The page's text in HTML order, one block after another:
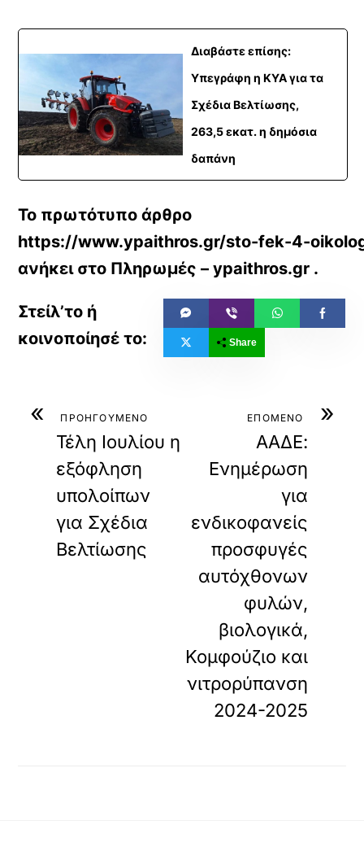
Διαβάστε επίσης:
Υπεγράφη η ΚΥΑ για τα
Σχέδια Βελτίωσης,
263,5 εκατ. η δημόσια
δαπάνη
Το πρωτότυπο άρθρο
https://www.ypaithros.gr/sto-fek-4-
ανήκει στο Πληρωμές – ypaithros.gr .
Share
« ΠΡΟΗΓΟΥΜΕΝΟ
Τέλη Ιουλίου η
εξόφληση
υπολοίπων
για Σχέδια
Βελτίωσης
»
ΕΠΟΜΕΝΟ
ΑΑΔΕ:
Ενημέρωση
για
ενδικοφανείς
προσφυγές
αυτόχθονων
φυλών,
βιολογικά,
Κομφούζιο και
νιτρορύπανση
2024-2025